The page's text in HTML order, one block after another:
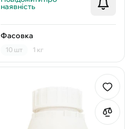
наявність
Фасовка
10 шт 1 кг